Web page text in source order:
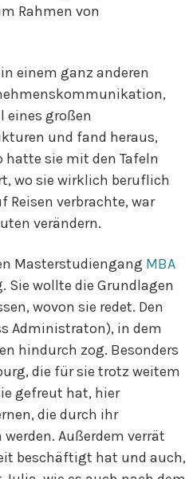
Rahmen von
einem ganz anderen
eines großen
und fand heraus,
hatte sie mit den Tafeln
wo sie wirklich beruflich
Reisen verbrachte, war
verändern.
Masterstudiengang MBA
Sie wollte die Grundlagen
wovon sie redet. Den
Administraton), in dem
hindurch zog. Besonders
die für sie trotz weitem
gefreut hat, hier
die durch ihr
Außerdem verrät
beschäftigt hat und auch,